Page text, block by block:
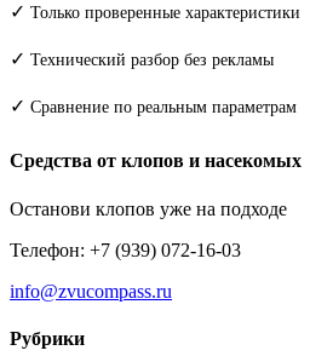
✓ Только проверенные характеристики
✓ Технический разбор без рекламы
✓ Сравнение по реальным параметрам
Средства от клопов и насекомых
Останови клопов уже на подходе
Телефон: +7 (939) 072-16-03
info@zvucompass.ru
Рубрики